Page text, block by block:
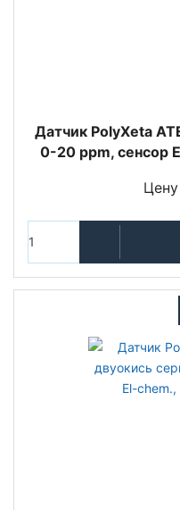
Датчик PolyXeta
0-20 ppm, сенсор